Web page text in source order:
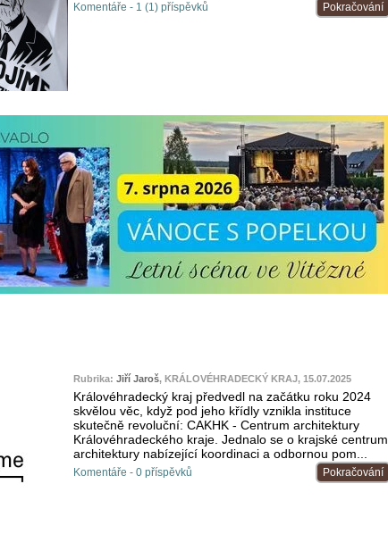
Pokračování
Komentáře - 1 (1) příspěvků
Rubrika: Jiří Jaroš, KRÁLOVÉHRADECKÝ KRAJ, 15.07.2025
Královéhradecký kraj předvedl na začátku roku 2024
skvělou věc, když pod jeho křídly vznikla instituce
skutečně revoluční: CAKHK - Centrum architektury
Královéhradeckého kraje. Jednalo se o krajské centrum
architektury nabízející koordinaci a odbornou pom...
Pokračování
Komentáře - 0 příspěvků